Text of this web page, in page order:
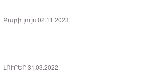
Բարի լույս 02.11.2023
ԼՈՒՐԵՐ 31.03.2022